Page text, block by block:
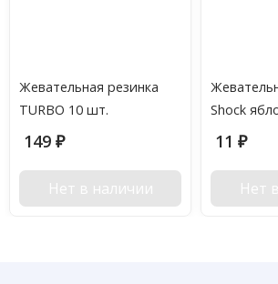
Жевательная резинка
TURBO 10 шт.
149 ₽
Нет в наличии
Shock
11 ₽
Нет